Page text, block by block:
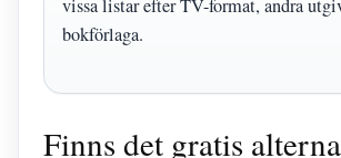
vissa listar efter TV-format, andra
bokförlaga.
Finns det gratis